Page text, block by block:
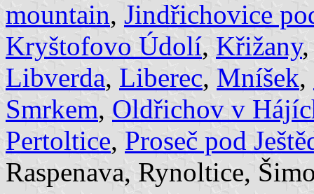
mountain, Jindřichovice
Kryštofovo Údolí, Křižany
Libverda, Liberec, Mníšek,
Smrkem, Oldřichov v
Pertoltice, Proseč pod
Raspenava, Rynoltice,